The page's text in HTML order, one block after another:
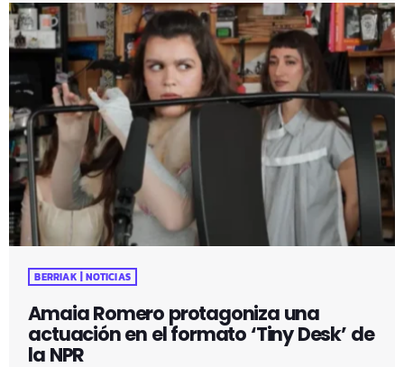
BERRIAK | NOTICIAS
Amaia Romero protagoniza una
actuación en el formato ‘Tiny Desk’ de
la NPR